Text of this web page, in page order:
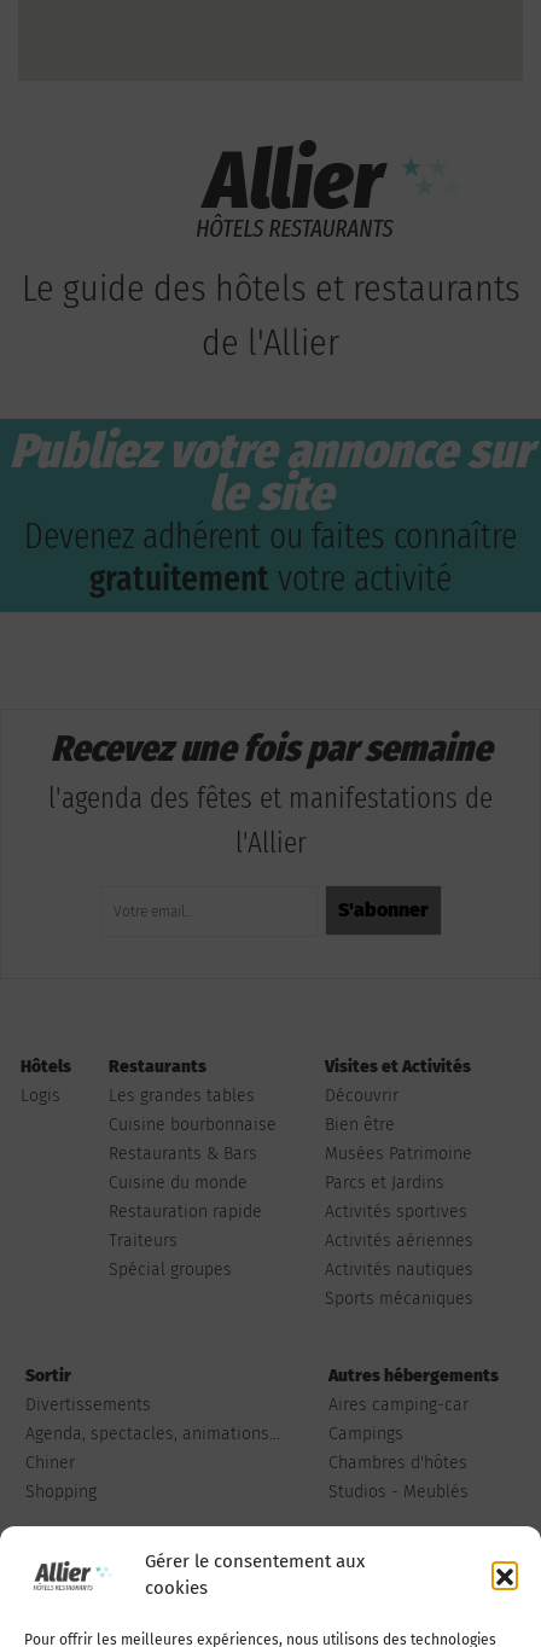
Gérer le consentement aux
cookies
Pour offrir les meilleures expériences, nous utilisons des technologies
Le guide des hôtels et restaurants
de l'Allier
Publiez votre annonce sur
le site
Devenez adhérent ou faites connaître
gratuitement votre activité
Recevez une fois par semaine
l'agenda des fêtes et manifestations de
l'Allier
Hôtels
Logis
Restaurants
Les grandes tables
Cuisine bourbonnaise
Restaurants & Bars
Cuisine du monde
Restauration rapide
Traiteurs
Spécial groupes
Visites et Activités
Découvrir
Bien être
Musées Patrimoine
Parcs et Jardins
Activités sportives
Activités aériennes
Activités nautiques
Sports mécaniques
Sortir
Divertissements
Agenda, spectacles, animations...
Chiner
Shopping
Autres hébergements
Aires camping-car
Campings
Chambres d'hôtes
Studios - Meublés